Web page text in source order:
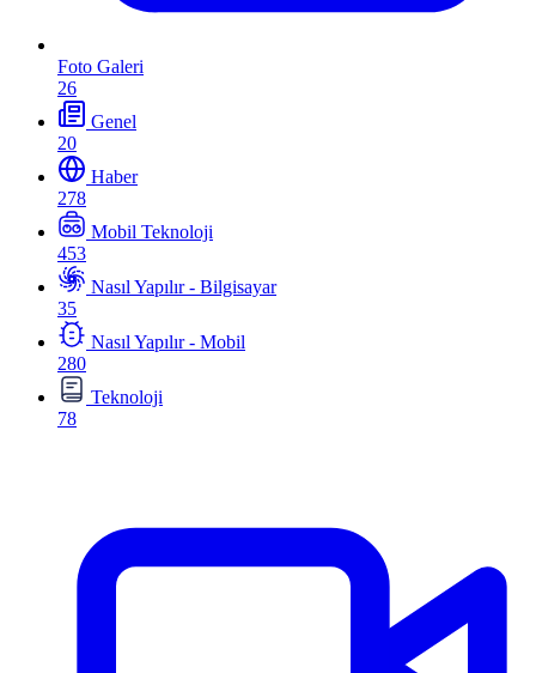
Foto Galeri
26
Genel
20
Haber
278
Mobil Teknoloji
453
Nasıl Yapılır - Bilgisayar
35
Nasıl Yapılır - Mobil
280
Teknoloji
78